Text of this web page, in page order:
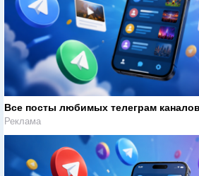
Все посты любимых телеграм
Реклама